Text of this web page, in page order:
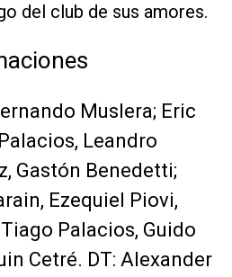
del club de sus amores.
Muslera; Eric
Leandro
Gastón Benedetti;
Ezequiel Piovi,
Palacios, Guido
Cetré. DT: Alexander